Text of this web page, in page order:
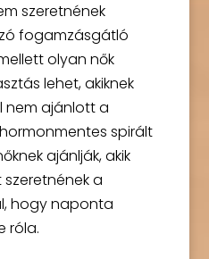
szeretnének
fogamzásgátló
olyan nők
lehet, akiknek
nem ajánlott a
spirált
ajánlják, akik
a
hogy naponta
róla.